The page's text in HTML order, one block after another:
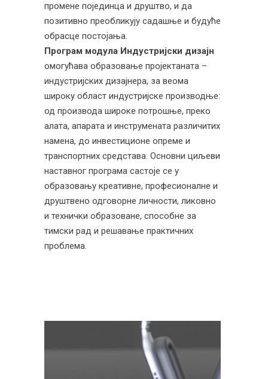
промене појединца и друштво, и да
позитивно преобликују садашње и будуће
обрасце постојања.
Програм модула Индустријски дизајн
омогућава образовање пројектаната –
индустријских дизајнера, за веома
широку област индустријске производње:
од производа широке потрошње, преко
алата, апарата и инструмената различитих
намена, до инвестиционе опреме и
транспортних средстава. Основни циљеви
наставног програма састоје се у
образовању креативне, професионалне и
друштвено одговорне личности, ликовно
и технички образоване, способне за
тимски рад и решавање практичних
проблема.
Индустријски
дизајн